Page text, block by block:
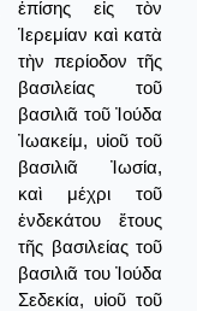
ἐπίσης εἰς τὸν
Ἱερεμίαν καὶ κατὰ
τὴν περίοδον τῆς
βασιλείας τοῦ
βασιλιᾶ τοῦ Ἰούδα
Ἰωακείμ, υἱοῦ τοῦ
βασιλιᾶ Ἰωσία,
καὶ μέχρι τοῦ
ἑνδεκάτου ἔτους
τῆς βασιλείας τοῦ
βασιλιᾶ του Ἰούδα
Σεδεκία, υἱοῦ τοῦ